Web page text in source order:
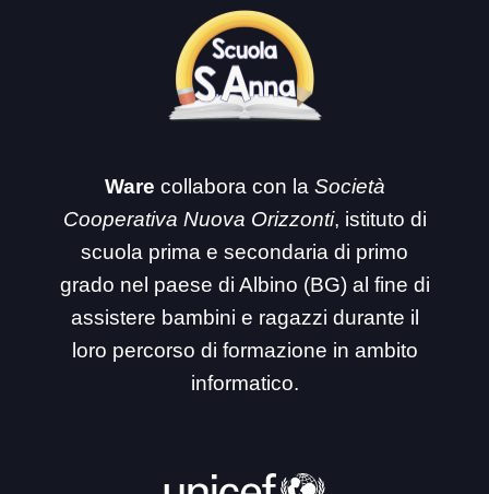
Ware collabora con la Società
Cooperativa Nuova Orizzonti, istituto di
scuola prima e secondaria di primo
grado nel paese di Albino (BG) al fine di
assistere bambini e ragazzi durante il
loro percorso di formazione in ambito
informatico.